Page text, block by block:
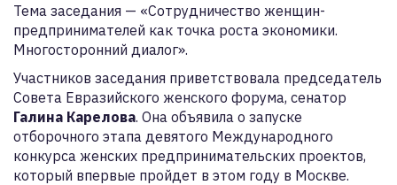
Тема заседания — «Сотрудничество женщин-
предпринимателей как точка роста экономики.
Многосторонний диалог».
Участников заседания приветствовала председатель
Совета Евразийского женского форума, сенатор
Галина Карелова. Она объявила о запуске
отборочного этапа девятого Международного
конкурса женских предпринимательских проектов,
который впервые пройдет в этом году в Москве.